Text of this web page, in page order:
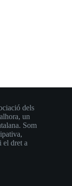
dels
un
Som
el dret a